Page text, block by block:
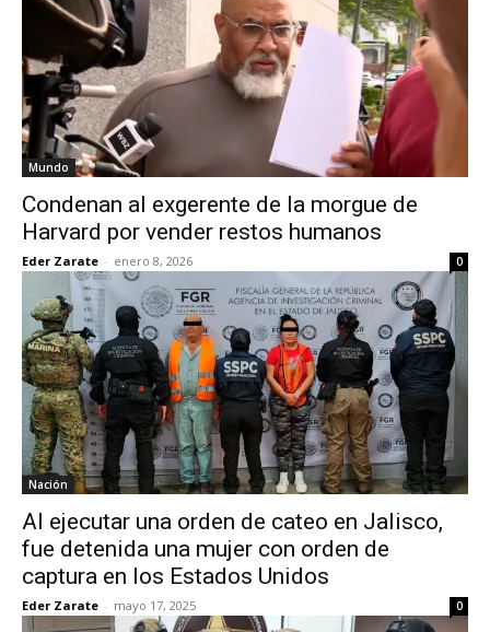
Mundo
Condenan al exgerente de la morgue de
Harvard por vender restos humanos
Eder Zarate - enero 8, 2026 0
Nación
Al ejecutar una orden de cateo en Jalisco,
fue detenida una mujer con orden de
captura en los Estados Unidos
Eder Zarate - mayo 17, 2025 0